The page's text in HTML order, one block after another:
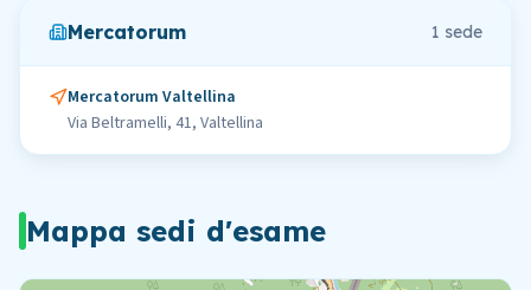
Mercatorum 1 sede
Mercatorum Valtellina
Via Beltramelli, 41, Valtellina
Mappa sedi d'esame